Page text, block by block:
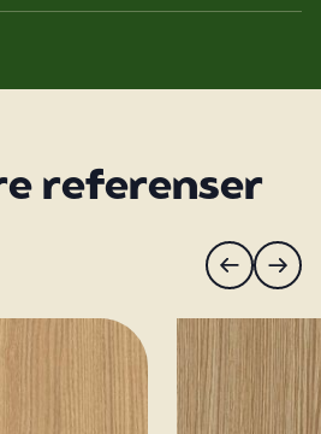
referenser